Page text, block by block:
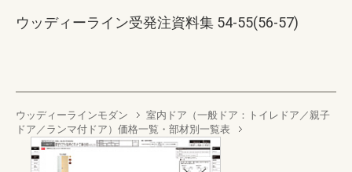
ウッディーライン受発注資料集 54-55(56-57)
ウッディーラインモダン
室内ドア（一般ドア：トイレドア／親子
ドア／ランマ付ドア）価格一覧・部材別一覧表